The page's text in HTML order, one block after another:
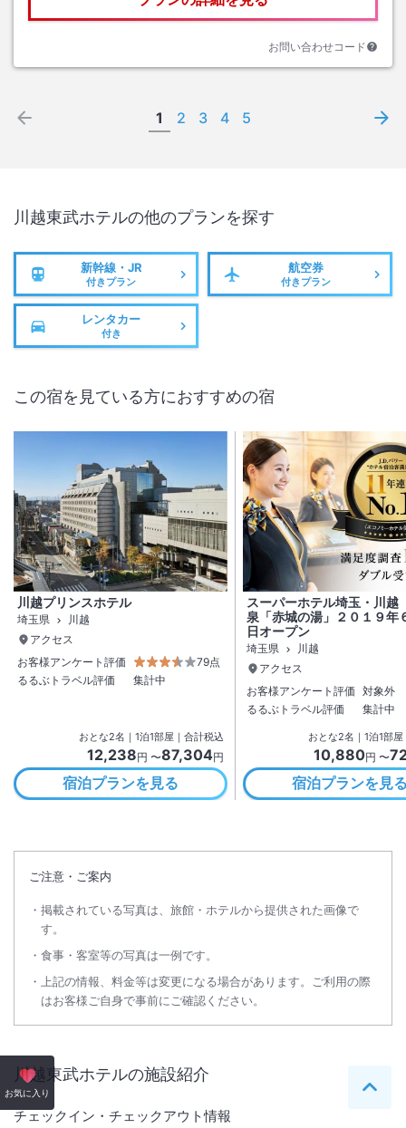
お問い合わせコード
1 2 3 4 5
川越東武ホテルの他のプランを探す
新幹線・JR
付きプラン
航空券
付きプラン
レンタカー
付き
この宿を見ている方におすすめの宿
川越プリンスホテル
埼玉県
川越
アクセス
お客様アンケート評価
79点
るるぶトラベル評価
集計中
おとな2名 ｜ 1泊1部屋｜合計税込
12,238円 〜87,304円
宿泊プランを見る
スーパーホテル埼玉・川
泉「赤城の湯」２０１９年
日オープン
埼玉県
川越
アクセス
お客様アンケート評価 対象外
るるぶトラベル評価
集計中
おとな2名 ｜ 1泊1部屋
10,880円 〜
宿泊プランを見
ご注意・ご案内
掲載されている写真は、旅館・ホテルから提供された画像で
す。
食事・客室等の写真は一例です。
上記の情報、料金等は変更になる場合があります。ご利用の際
はお客様ご自身で事前にご確認ください。
川越東武ホテルの施設紹介
チェックイン・チェックアウト情報
お気に入り ペー